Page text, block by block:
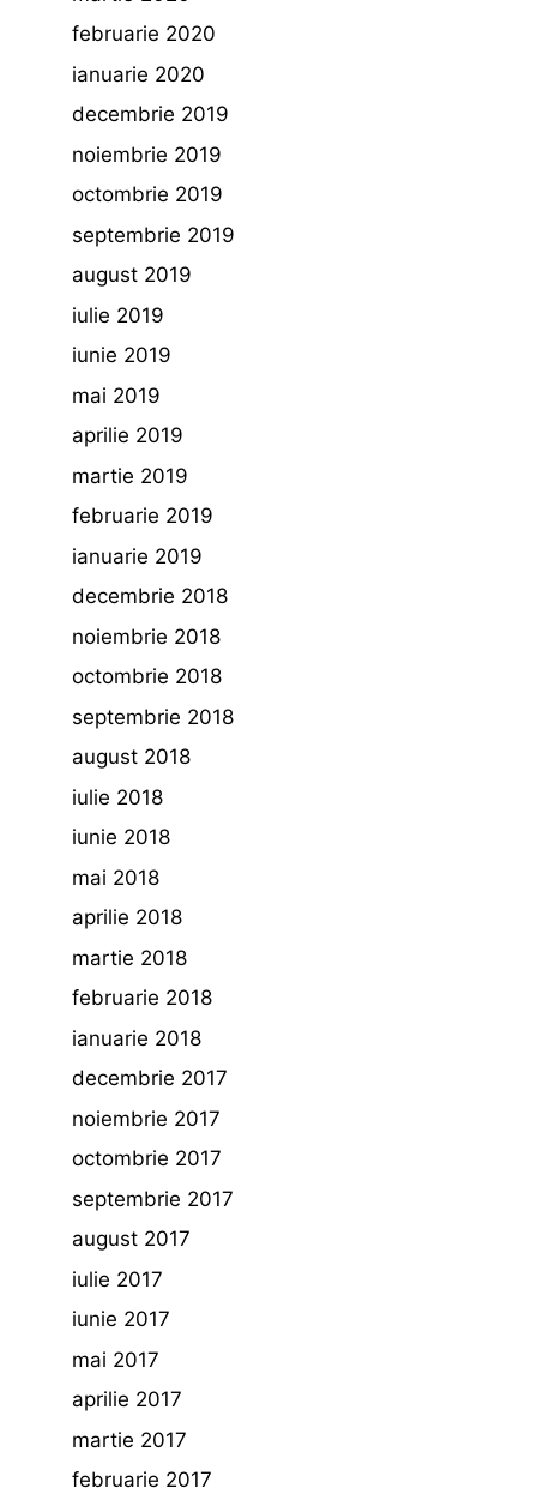
februarie 2020
ianuarie 2020
decembrie 2019
noiembrie 2019
octombrie 2019
septembrie 2019
august 2019
iulie 2019
iunie 2019
mai 2019
aprilie 2019
martie 2019
februarie 2019
ianuarie 2019
decembrie 2018
noiembrie 2018
octombrie 2018
septembrie 2018
august 2018
iulie 2018
iunie 2018
mai 2018
aprilie 2018
martie 2018
februarie 2018
ianuarie 2018
decembrie 2017
noiembrie 2017
octombrie 2017
septembrie 2017
august 2017
iulie 2017
iunie 2017
mai 2017
aprilie 2017
martie 2017
februarie 2017